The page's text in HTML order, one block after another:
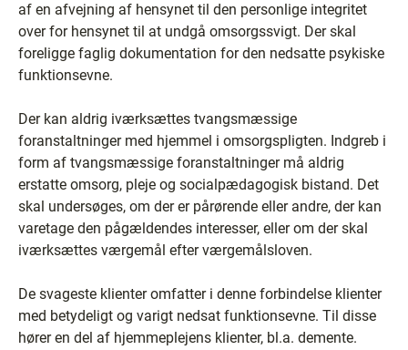
af en afvejning af hensynet til den personlige integritet
over for hensynet til at undgå omsorgssvigt. Der skal
foreligge faglig dokumentation for den nedsatte psykiske
funktionsevne.
Der kan aldrig iværksættes tvangsmæssige
foranstaltninger med hjemmel i omsorgspligten. Indgreb i
form af tvangsmæssige foranstaltninger må aldrig
erstatte omsorg, pleje og socialpædagogisk bistand. Det
skal undersøges, om der er pårørende eller andre, der kan
varetage den pågældendes interesser, eller om der skal
iværksættes værgemål efter værgemålsloven.
De svageste klienter omfatter i denne forbindelse klienter
med betydeligt og varigt nedsat funktionsevne. Til disse
hører en del af hjemmeplejens klienter, bl.a. demente.